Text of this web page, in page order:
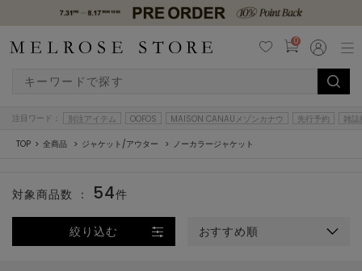
0
注目ワード： 別注アイテム OOFOS MAISON CANAUメゾンカナウ 先行予約 雑誌
TOP 全商品 ジャケット/アウター ノーカラージャケット
絞り込む おすすめ順
対象商品数 ： 54件